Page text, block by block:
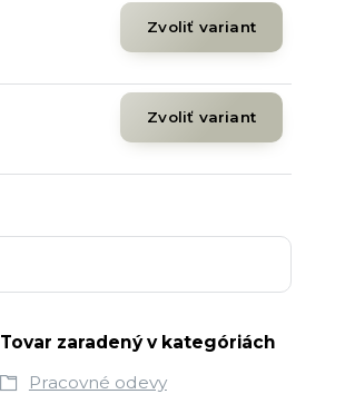
Zvoliť variant
Zvoliť variant
Tovar zaradený v kategóriách
Pracovné odevy